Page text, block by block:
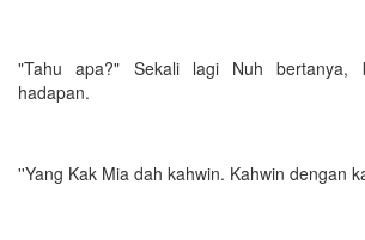
"Tahu apa?" Sekali lagi Nuh bertanya,
hadapan.
''Yang Kak Mia dah kahwin. Kahwin dengan